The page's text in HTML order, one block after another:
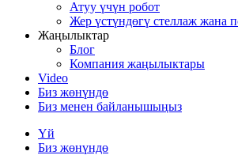
Атуу үчүн робот
Жер үстүндөгү стеллаж жана
Жаңылыктар
Блог
Компания жаңылыктары
Video
Биз жөнүндө
Биз менен байланышыңыз
Үй
Биз жөнүндө